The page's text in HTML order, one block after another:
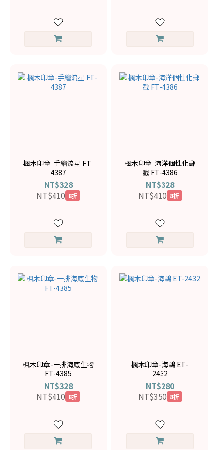
楓木印章-手繪流星 FT-
4387
NT$328
NT$410 8折
楓木印章-海洋個性化郵
戳 FT-4386
NT$328
NT$410 8折
楓木印章-一排海底生物
FT-4385
NT$328
NT$410 8折
楓木印章-海鷗 ET-
2432
NT$280
NT$350 8折